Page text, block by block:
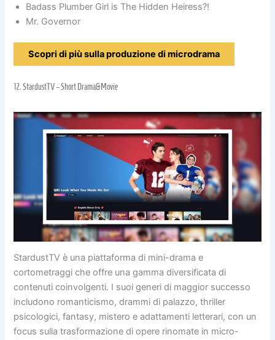
Badass Plumber Girl is The Hidden Heiress?!
Mr. Governor
Scopri di più sulla produzione di microdrama
12. StardustTV – Short Drama&Movie
StardustTV è una piattaforma di mini-drama e
cortometraggi che offre una gamma diversificata di
contenuti coinvolgenti. I suoi generi di maggior successo
includono romanticismo, drammi di palazzo, thriller
psicologici, fantasy, mistero e adattamenti letterari, con un
focus sulla trasformazione di opere rinomate in micro-